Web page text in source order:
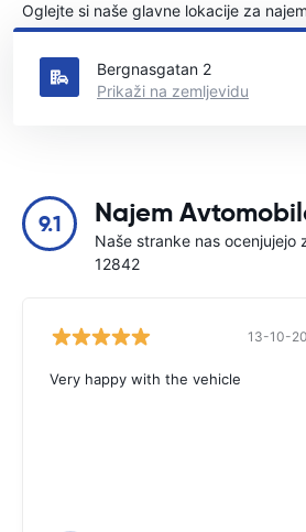
Oglejte si naše glavne lokacije za
Avesta
Bergnasgatan 2
Prikaži na zemljevidu
9.1 Najem
Naše stranke nas ocenjujejo
12842
13-10-
Very happy with the vehicle